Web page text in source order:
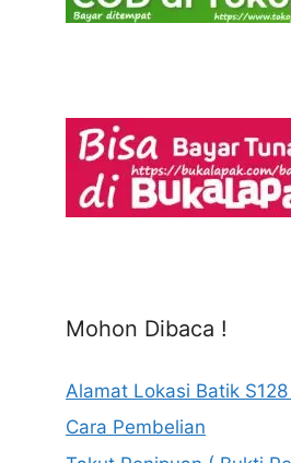
Mohon Dibaca !
Alamat Lokasi Batik
Cara Pembelian